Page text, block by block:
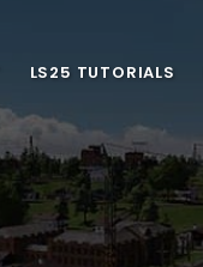
LS25 TUTORIALS